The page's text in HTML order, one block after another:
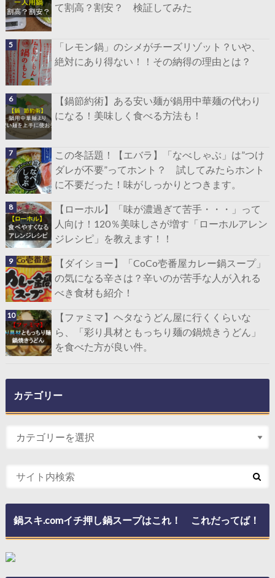
て割高？割安？ 検証してみた
「レモン鍋」のシメがチーズリゾット？いや、
絶対にあり得ない！！その納得の理由とは？
【鍋節約術】ある安い麺が鍋用中華麺の代わり
になる！美味しく食べる方法も！
この冬話題！【エバラ】「なべしゃぶ」は”つけ
ダレが不要”ってホント？ 試してみたらホント
に不要だった！味がしっかりとつきます。
【ローホル】「味が濃過ぎて苦手・・・」って
人向け！120％美味しさが増す「ローホルアレン
ジレシピ」を教えます！！
【ダイショー】「CoCo壱番屋カレー鍋スープ」
の気になる辛さは？辛いのが苦手な人が入れる
べき食材も紹介！
【ファミマ】ヘタなうどん屋に行くくらいな
ら、「彩り具材ともっちり麺の鍋焼きうどん」
を食べた方が良い件。
カテゴリー
鍋スキ.comイチ押し鍋スープはこれ！ これだってば！